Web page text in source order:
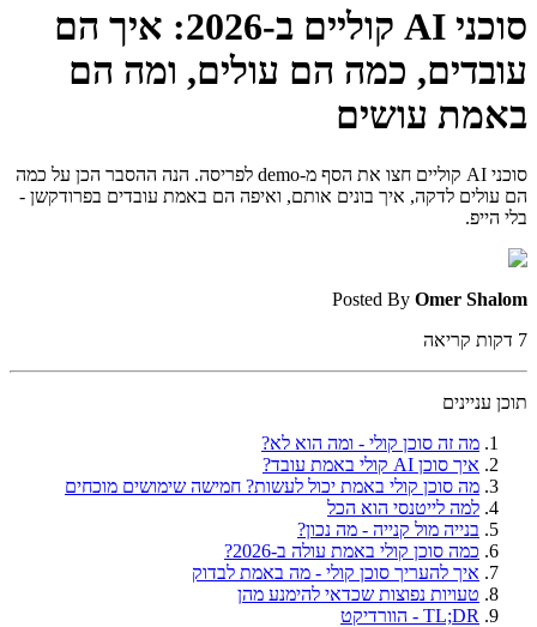
סוכני AI קוליים ב-2026: איך הם
עובדים, כמה הם עולים, ומה הם
באמת עושים
סוכני AI קוליים חצו את הסף מ-demo לפריסה. הנה ההסבר הכן על כמה
הם עולים לדקה, איך בונים אותם, ואיפה הם באמת עובדים בפרודקשן -
בלי הייפ.
Posted By Omer Shalom
7 דקות קריאה
תוכן עניינים
מה זה סוכן קולי - ומה הוא לא?
איך סוכן AI קולי באמת עובד?
מה סוכן קולי באמת יכול לעשות? חמישה שימושים מוכחים
למה לייטנסי הוא הכל
בנייה מול קנייה - מה נכון?
כמה סוכן קולי באמת עולה ב-2026?
איך להעריך סוכן קולי - מה באמת לבדוק
טעויות נפוצות שכדאי להימנע מהן
TL;DR - הוורדיקט